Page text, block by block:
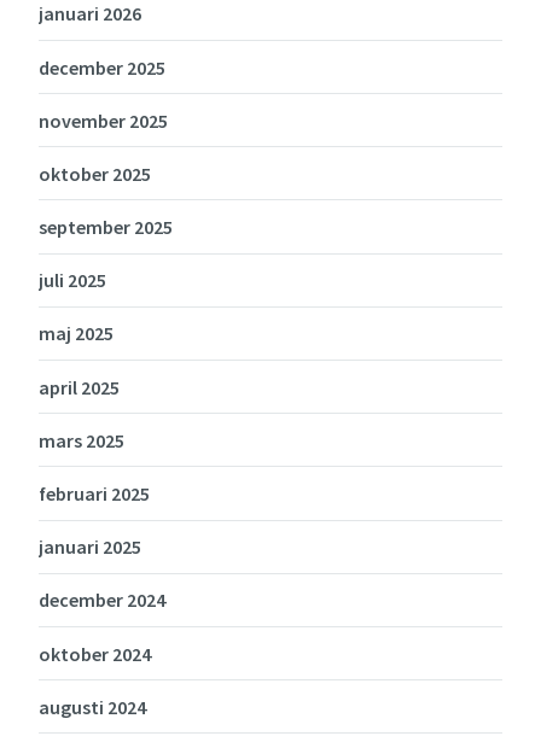
januari 2026
december 2025
november 2025
oktober 2025
september 2025
juli 2025
maj 2025
april 2025
mars 2025
februari 2025
januari 2025
december 2024
oktober 2024
augusti 2024